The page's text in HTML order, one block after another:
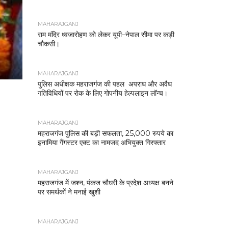
MAHARAJGANJ
राम मंदिर ध्वजारोहण को लेकर यूपी–नेपाल सीमा पर कड़ी
चौकसी।
MAHARAJGANJ
पुलिस अधीक्षक महराजगंज की पहल अपराध और अवैध
गतिविधियों पर रोक के लिए गोपनीय हेल्पलाइन लॉन्च।
MAHARAJGANJ
महराजगंज पुलिस की बड़ी सफलता, 25,000 रुपये का
इनामिया गैंगस्टर एक्ट का नामजद अभियुक्त गिरफ्तार
MAHARAJGANJ
महराजगंज में जश्न, पंकज चौधरी के प्रदेश अध्यक्ष बनने
पर समर्थकों ने मनाई खुशी
MAHARAJGANJ